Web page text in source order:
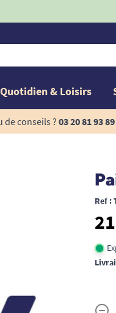
Quotidien & Loisirs
de conseils ?03 20 81 93 89
Ref :